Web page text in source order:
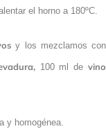
el horno a 180ºC.
y los mezclamos con
100 ml devino
y homogénea.